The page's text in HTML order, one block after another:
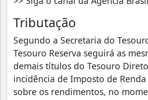
Tributação
Segundo a Secretaria do
Tesouro Reserva seguirá as
demais títulos do Tesouro
incidência de Imposto de Renda
sobre os rendimentos, no